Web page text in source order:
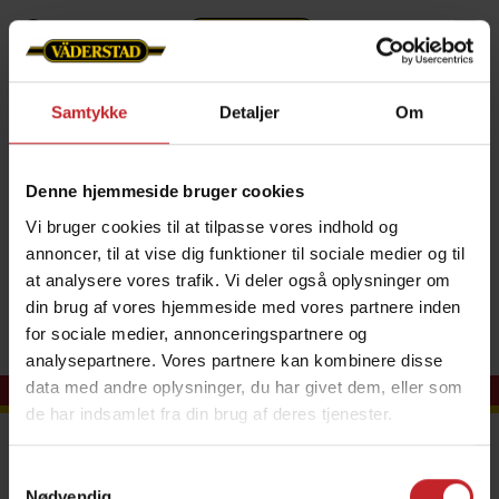
Samtykke Detaljer Om
Denne hjemmeside bruger cookies
Vi bruger cookies til at tilpasse vores indhold og
annoncer, til at vise dig funktioner til sociale medier og til
at analysere vores trafik. Vi deler også oplysninger om
din brug af vores hjemmeside med vores partnere inden
for sociale medier, annonceringspartnere og
analysepartnere. Vores partnere kan kombinere disse
data med andre oplysninger, du har givet dem, eller som
de har indsamlet fra din brug af deres tjenester.
Om os Nyhedsarkiv
International
Kontakt os